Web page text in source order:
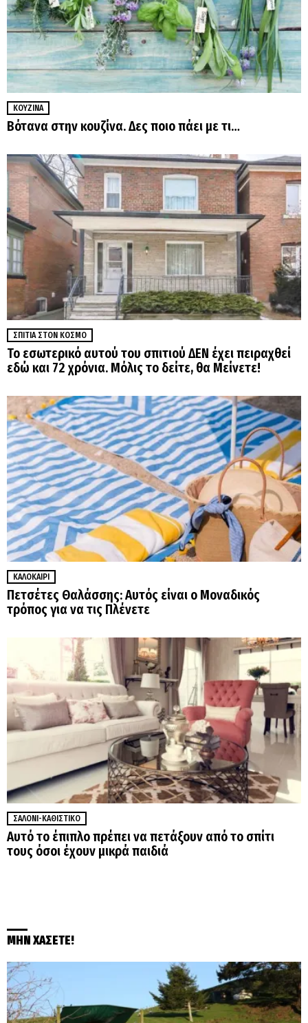
ΚΟΥΖΊΝΑ
Βότανα στην κουζίνα. Δες ποιο πάει με τι…
ΣΠΊΤΙΑ ΣΤΟΝ ΚΌΣΜΟ
Το εσωτερικό αυτού του σπιτιού ΔΕΝ έχει πειραχθεί
εδώ και 72 χρόνια. Μόλις το δείτε, θα Μείνετε!
ΚΑΛΟΚΑΊΡΙ
Πετσέτες Θαλάσσης: Αυτός είναι ο Μοναδικός
τρόπος για να τις Πλένετε
ΣΑΛΌΝΙ-ΚΑΘΙΣΤΙΚΌ
Αυτό το έπιπλο πρέπει να πετάξουν από το σπίτι
τους όσοι έχουν μικρά παιδιά
ΜΗΝ ΧΑΣΕΤΕ!